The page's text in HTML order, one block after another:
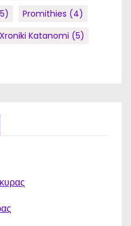
Promithies (4)
Xroniki Katanomi (5)